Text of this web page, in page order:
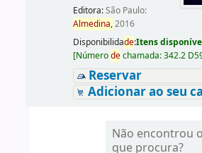
Editora:São Paulo:
Almedina,2016
Disponibilidade:Itens
[Númerodechamada:342.2
Reservar
Adicionar ao seu
Não encontrou o
que procura?